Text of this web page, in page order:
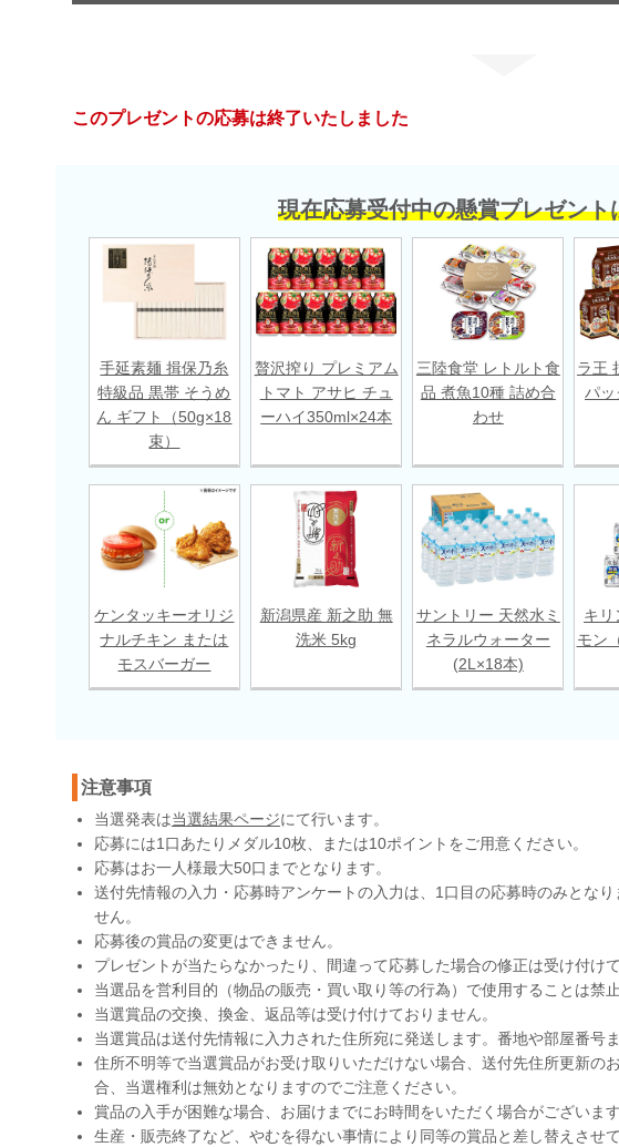
このプレゼントの応募は終了いたしました
現在応募受付中の懸賞プレゼント
手延素麺 揖保乃糸
特級品 黒帯 そうめ
ん ギフト（50g×18
束）
贅沢搾り プレミアム
トマト アサヒ チュ
ーハイ350ml×24本
三陸食堂 レトルト食
品 煮魚10種 詰め合
わせ
ラ王
パ
ケンタッキーオリジ
ナルチキン または
モスバーガー
新潟県産 新之助 無
洗米 5kg
サントリー 天然水ミ
ネラルウォーター
(2L×18本)
キリ
モン
注意事項
当選発表は当選結果ページにて行います。
応募には1口あたりメダル10枚、または10ポイントをご用意ください。
応募はお一人様最大50口までとなります。
送付先情報の入力・応募時アンケートの入力は、1口目の応募時のみとな
せん。
応募後の賞品の変更はできません。
プレゼントが当たらなかったり、間違って応募した場合の修正は受け付けて
当選品を営利目的（物品の販売・買い取り等の行為）で使用することは禁
当選賞品の交換、換金、返品等は受け付けておりません。
当選賞品は送付先情報に入力された住所宛に発送します。番地や部屋番号
住所不明等で当選賞品がお受け取りいただけない場合、送付先住所更新の
合、当選権利は無効となりますのでご注意ください。
賞品の入手が困難な場合、お届けまでにお時間をいただく場合がございます
生産・販売終了など、やむを得ない事情により同等の賞品と差し替えさせ